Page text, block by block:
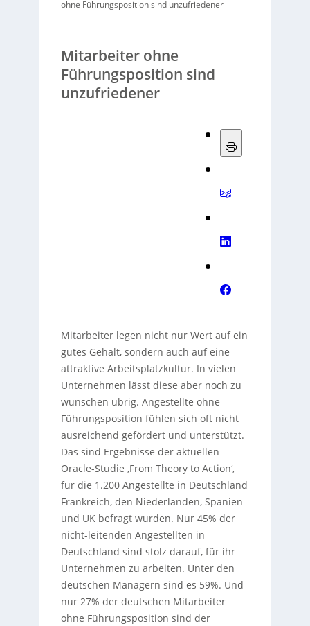
ohne Führungsposition sind unzufriedener
Mitarbeiter ohne
Führungsposition sind
unzufriedener
Mitarbeiter legen nicht nur Wert auf ein
gutes Gehalt, sondern auch auf eine
attraktive Arbeitsplatzkultur. In vielen
Unternehmen lässt diese aber noch zu
wünschen übrig. Angestellte ohne
Führungsposition fühlen sich oft nicht
ausreichend gefördert und unterstützt.
Das sind Ergebnisse der aktuellen
Oracle-Studie ‚From Theory to Action‘,
für die 1.200 Angestellte in Deutschland
Frankreich, den Niederlanden, Spanien
und UK befragt wurden. Nur 45% der
nicht-leitenden Angestellten in
Deutschland sind stolz darauf, für ihr
Unternehmen zu arbeiten. Unter den
deutschen Managern sind es 59%. Und
nur 27% der deutschen Mitarbeiter
ohne Führungsposition sind der